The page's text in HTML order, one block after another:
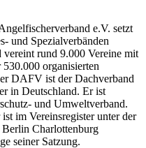
e.V. setzt
und Spezialverbänden
vereint rund 9.000 Vereine mit
530.000 organisierten
DAFV ist der Dachverband
in Deutschland. Er ist
und Umweltverband.
im Vereinsregister unter der
Charlottenburg
seiner Satzung.